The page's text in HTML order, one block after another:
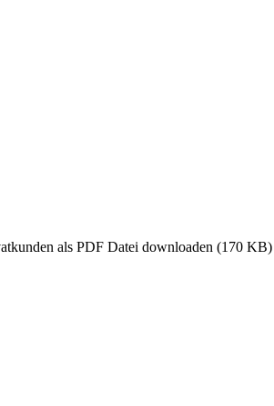
als PDF Datei downloaden (170 KB)